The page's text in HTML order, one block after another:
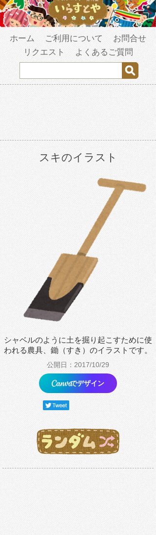
ホーム ご利用について
お問合せ
リクエスト
よくあるご質問
スキのイラスト
シャベルのように土を掘り起こすために使
われる農具、鋤（すき）のイラストです。
公開日：2017/10/29
でデザイン